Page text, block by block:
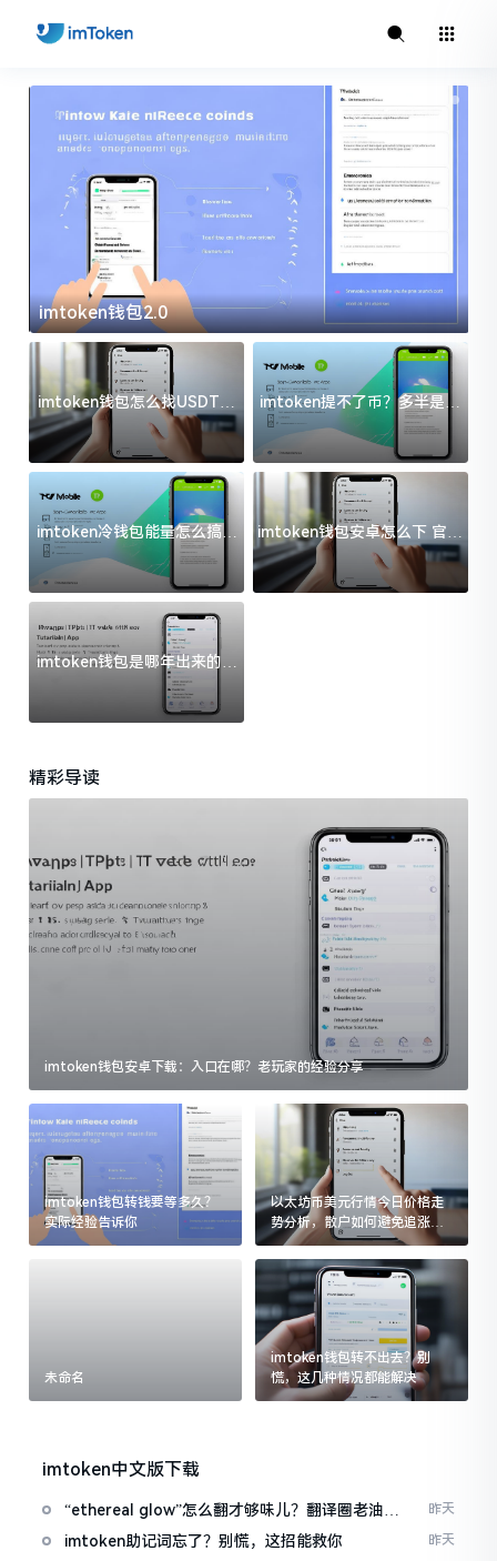
imtoken钱包2.0
imtoken钱包怎么找USDT地
址？三步搞定不踩坑
imtoken提不了币？多半是这
几件事没处理好
imtoken冷钱包能量怎么搞？
过来人告诉你门道
imtoken钱包安卓怎么下 官方
渠道避坑指南
imtoken钱包是哪年出来的？
一文给你说清楚
精彩导读
imtoken钱包安卓下载：入口在哪？老玩家的经验分享
imtoken钱包转钱要等多久？
实际经验告诉你
以太坊币美元行情今日价格走
势分析，散户如何避免追涨杀
跌被套牢
未命名
imtoken钱包转不出去？别
慌，这几种情况都能解决
imtoken中文版下载
“ethereal glow”怎么翻才够味儿？翻译圈老油条
的私房话
昨天
imtoken助记词忘了？别慌，这招能救你 昨天